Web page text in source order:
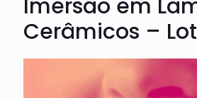
Imersão em
Cerâmicos –